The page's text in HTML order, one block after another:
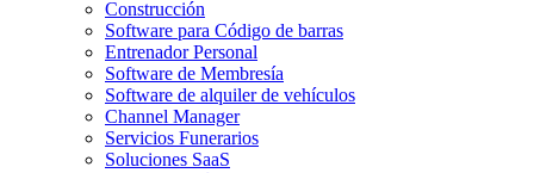
Construcción
Software para Código de barras
Entrenador Personal
Software de Membresía
Software de alquiler de vehículos
Channel Manager
Servicios Funerarios
Soluciones SaaS